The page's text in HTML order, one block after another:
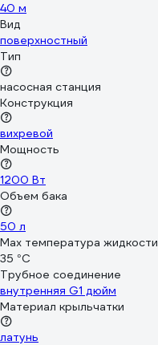
40 м
Вид
поверхностный
Тип
насосная станция
Конструкция
вихревой
Мощность
1200 Вт
Объем бака
50 л
Мах температура жидкости
35 °С
Трубное соединение
внутренняя G1 дюйм
Материал крыльчатки
латунь